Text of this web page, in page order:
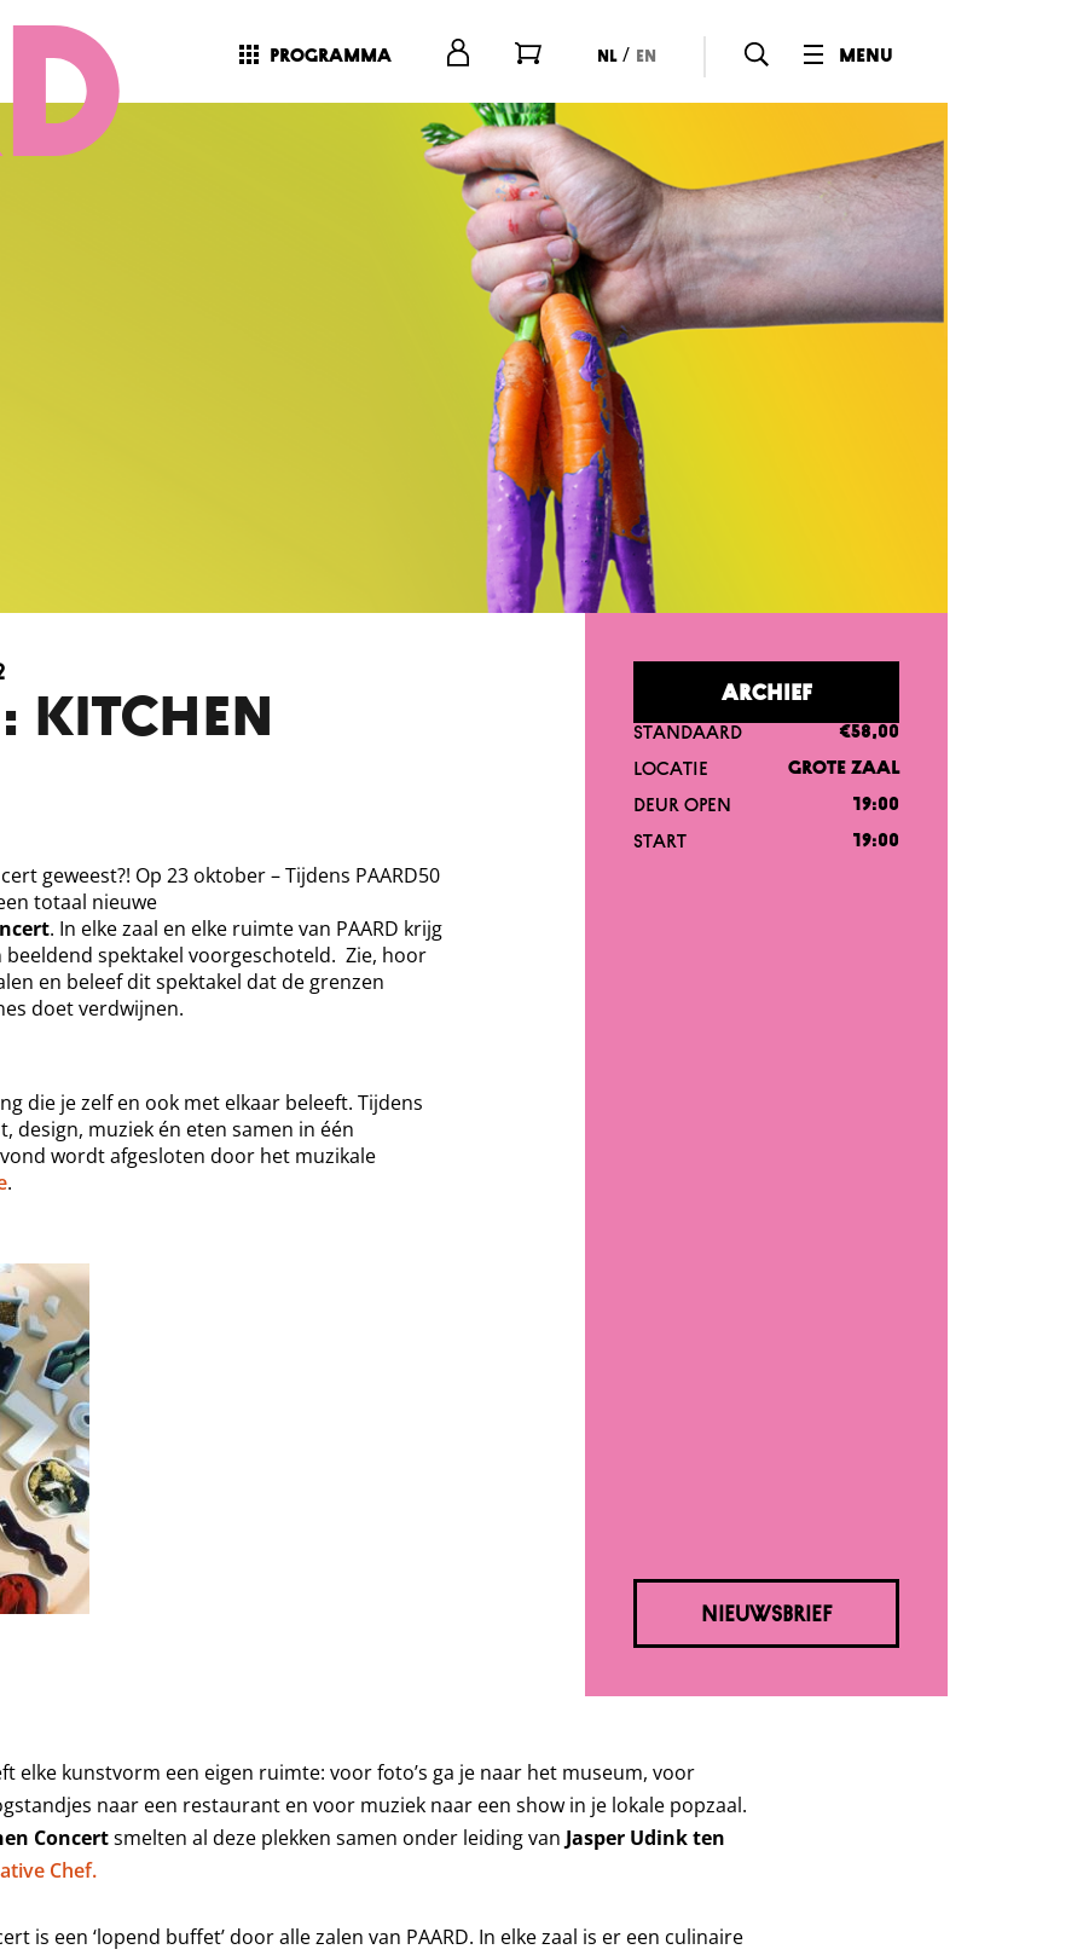
menu
nl / en
programma
KITCHEN
geweest?! Op 23 oktober – Tijdens PAARD50
totaal nieuwe
. In elke zaal en elke ruimte van PAARD krijg
beeldend spektakel voorgeschoteld. Zie, hoor
en beleef dit spektakel dat de grenzen
doet verdwijnen.
die je zelf en ook met elkaar beleeft. Tijdens
design, muziek én eten samen in één
wordt afgesloten door het muzikale
.
ARCHIEF
STANDAARD €58,00
LOCATIE GROTE ZAAL
DEUR OPEN 19:00
START 19:00
NIEUWSBRIEF
elke kunstvorm een eigen ruimte: voor foto’s ga je naar het museum, voor
naar een restaurant en voor muziek naar een show in je lokale popzaal.
Concertsmelten al deze plekken samen onder leiding van Jasper Udink ten
Chef.
is een ‘lopend buffet’ door alle zalen van PAARD. In elke zaal is er een culinaire